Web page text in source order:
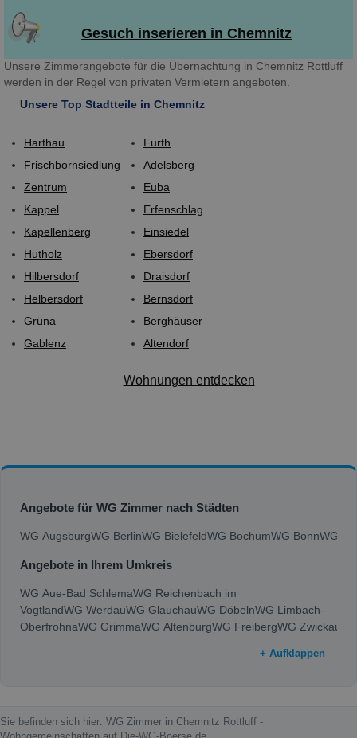
Gesuch inserieren in Chemnitz
Unsere Zimmerangebote für die Übernachtung in Chemnitz Rottluff
werden in der Regel von privaten Vermietern angeboten.
Unsere Top Stadtteile in Chemnitz
Harthau
Frischbornsiedlung
Zentrum
Kappel
Kapellenberg
Hutholz
Hilbersdorf
Helbersdorf
Grüna
Gablenz
Furth
Adelsberg
Euba
Erfenschlag
Einsiedel
Ebersdorf
Draisdorf
Bernsdorf
Berghäuser
Altendorf
Wohnungen entdecken
Angebote für WG Zimmer nach Städten
WG AugsburgWG BerlinWG BielefeldWG BochumWG BonnWG
Angebote in Ihrem Umkreis
WG Aue-Bad SchlemaWG Reichenbach im
VogtlandWG WerdauWG GlauchauWG DöbelnWG Limbach-
OberfrohnaWG GrimmaWG AltenburgWG FreibergWG Zwickau
+ Aufklappen
Sie befinden sich hier: WG Zimmer in Chemnitz Rottluff -